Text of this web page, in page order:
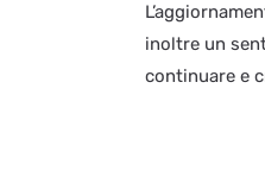
inoltre un
continuare e